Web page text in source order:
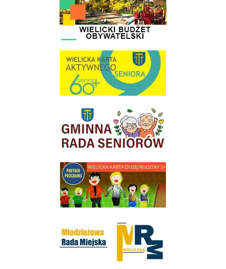
link do strony Wielicka Karta Aktywnego Seniora
link do strony Gminnej Rady Seniorow - Wieliczka
link do strony - Wielicka Karta Dużej Rodziny